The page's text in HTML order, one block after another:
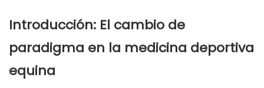
Introducción: El cambio de
paradigma en la medicina deportiva
equina